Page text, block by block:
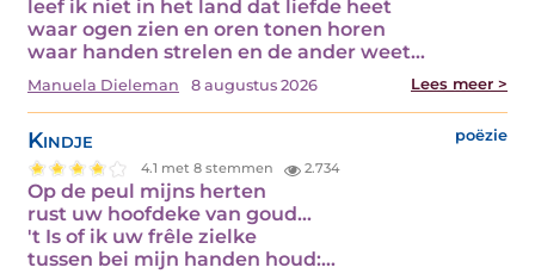
leef ik niet in het land dat liefde heet
waar ogen zien en oren tonen horen
waar handen strelen en de ander weet…
Manuela Dieleman 8 augustus 2026 Lees meer >
Kindje poëzie
4.1 met 8 stemmen 2.734
Op de peul mijns herten
rust uw hoofdeke van goud...
't Is of ik uw frêle zielke
tussen bei mijn handen houd:…